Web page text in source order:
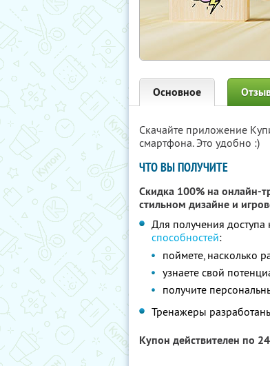
Основное
Скачайте приложение
смартфона. Это удобно :)
ЧТО ВЫ ПОЛУЧИТЕ
Скидка 100% на онлайн-
стильном дизайне и
Для получения
способностей:
поймете, насколько
узнаете свой
получите
Тренажеры
Купон действителен по